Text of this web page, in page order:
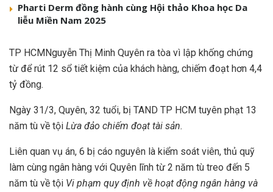
Pharti Derm đồng hành cùng Hội thảo Khoa học Da
liễu Miền Nam 2025
TP HCMNguyễn Thị Minh Quyên ra tòa vì lập khống chứng
từ để rút 12 sổ tiết kiệm của khách hàng, chiếm đoạt hơn 4,4
tỷ đồng.
Ngày 31/3, Quyên, 32 tuổi, bị TAND TP HCM tuyên phạt 13
năm tù về tội Lừa đảo chiếm đoạt tài sản.
Liên quan vụ án, 6 bị cáo nguyên là kiểm soát viên, thủ quỹ
làm cùng ngân hàng với Quyên lĩnh từ 2 năm tù treo đến 5
năm tù về tội Vi phạm quy định về hoạt động ngân hàng và